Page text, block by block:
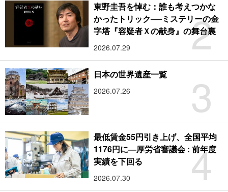
2
東野圭吾を悼む：誰も考えつかな
かったトリック──ミステリーの金
字塔『容疑者Ｘの献身』の舞台裏
2026.07.29
3
日本の世界遺産一覧
2026.07.26
4
最低賃金55円引き上げ、全国平均
1176円に―厚労省審議会 : 前年度
実績を下回る
2026.07.30